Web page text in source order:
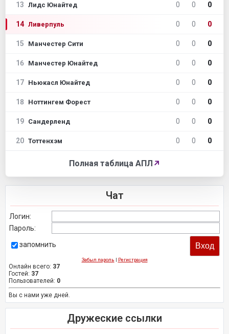
13 Лидс Юнайтед 0 0 0
14 Ливерпуль 0 0 0
15 Манчестер Сити 0 0 0
16 Манчестер Юнайтед 0 0 0
17 Ньюкасл Юнайтед 0 0 0
18 Ноттингем Форест 0 0 0
19 Сандерленд 0 0 0
20 Тоттенхэм 0 0 0
Полная таблица АПЛ ↗
Чат
Логин:
Пароль:
запомнить
Забыл пароль | Регистрация
Онлайн всего: 37
Гостей: 37
Пользователей: 0
Вы с нами уже дней.
Дружеские ссылки